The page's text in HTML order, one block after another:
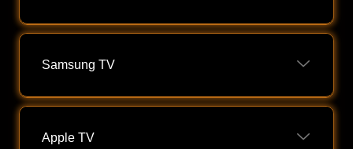
Samsung TV
Apple TV